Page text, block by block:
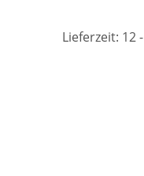
Lieferzeit: 12